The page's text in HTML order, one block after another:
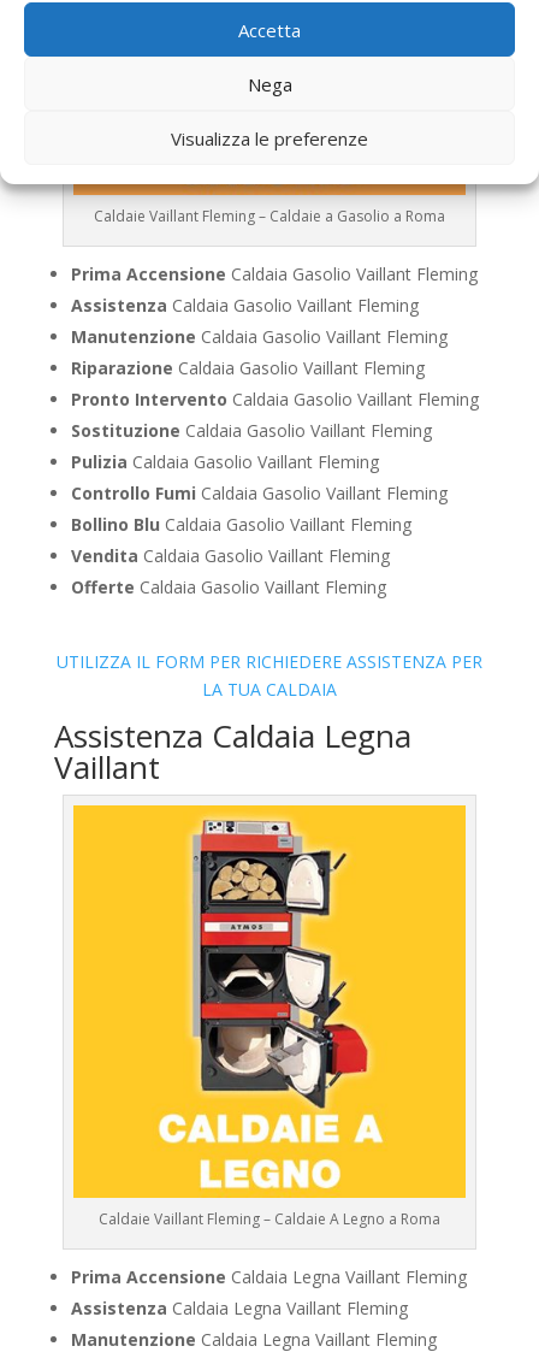
Accetta
Nega
Visualizza le preferenze
Caldaie Vaillant Fleming – Caldaie a Gasolio a Roma
Prima Accensione Caldaia Gasolio Vaillant Fleming
Assistenza Caldaia Gasolio Vaillant Fleming
Manutenzione Caldaia Gasolio Vaillant Fleming
Riparazione Caldaia Gasolio Vaillant Fleming
Pronto Intervento Caldaia Gasolio Vaillant Fleming
Sostituzione Caldaia Gasolio Vaillant Fleming
Pulizia Caldaia Gasolio Vaillant Fleming
Controllo Fumi Caldaia Gasolio Vaillant Fleming
Bollino Blu Caldaia Gasolio Vaillant Fleming
Vendita Caldaia Gasolio Vaillant Fleming
Offerte Caldaia Gasolio Vaillant Fleming
UTILIZZA IL FORM PER RICHIEDERE ASSISTENZA PER
LA TUA CALDAIA
Assistenza Caldaia Legna
Vaillant
Caldaie Vaillant Fleming – Caldaie A Legno a Roma
Prima Accensione Caldaia Legna Vaillant Fleming
Assistenza Caldaia Legna Vaillant Fleming
Manutenzione Caldaia Legna Vaillant Fleming